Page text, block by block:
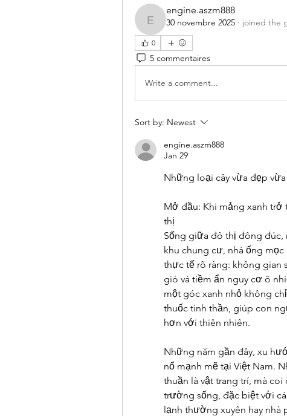
engine.aszm888
engine.aszm888
30 novembre 2025 · joined the
0
5 commentaires
Write a comment...
Sort by: Newest
engine.aszm888
Jan 29
Những loại cây vừa đẹp
Mở đầu: Khi mảng xanh trở
thị
Sống giữa đô thị đông đúc,
khu chung cư, nhà ống
thực tế rõ ràng: không gian
gió và tiềm ẩn nguy cơ ô
một góc xanh nhỏ không
thuốc tinh thần, giúp con
hơn với thiên nhiên.
Những năm gần đây, xu
nổ mạnh mẽ tại Việt Nam.
thuần là vật trang trí, mà
trường sống, đặc biệt với
lạnh thường xuyên hay nhà